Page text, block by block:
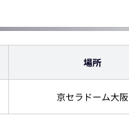
場所
京セラドーム大阪